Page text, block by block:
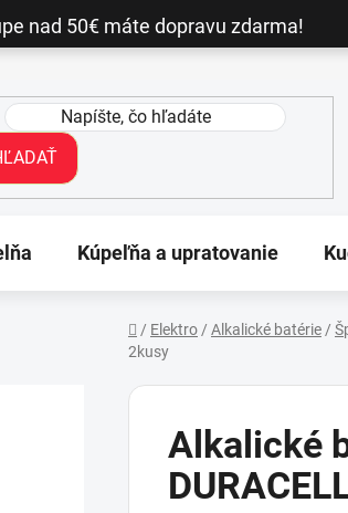
nad 50€ máte dopravu zdarma!
Kúpeľňa a upratovanie
Domov
/ Elektro / Alkalické batérie /
2kusy
Alkalické